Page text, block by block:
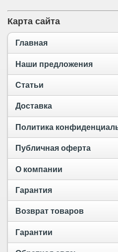
Карта сайта
Главная
Наши предложения
Статьи
Доставка
Политика
Публичная оферта
О компании
Гарантия
Возврат товаров
Гарантии